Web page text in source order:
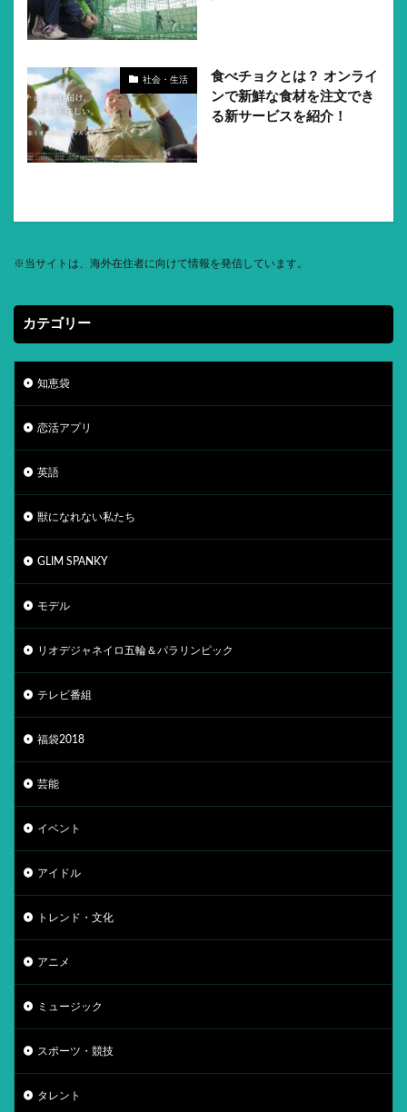
社会・生活
食べチョクとは？ オンライ
ンで新鮮な食材を注文でき
る新サービスを紹介！
※当サイトは、海外在住者に向けて情報を発信しています。
カテゴリー
知恵袋
恋活アプリ
英語
獣になれない私たち
GLIM SPANKY
モデル
リオデジャネイロ五輪＆パラリンピック
テレビ番組
福袋2018
芸能
イベント
アイドル
トレンド・文化
アニメ
ミュージック
スポーツ・競技
タレント